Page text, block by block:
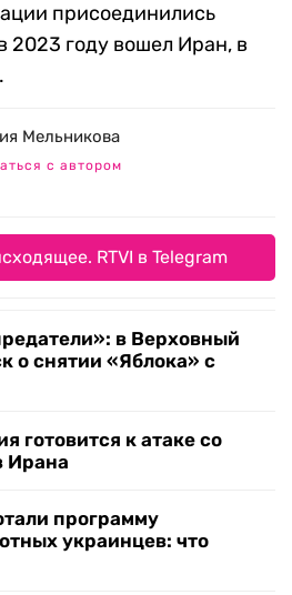
присоединились
2023 году вошел Иран, в
Мельникова
с автором
RTVI в Telegram
в Верховный
о снятии «Яблока» с
готовится к атаке со
Ирана
программу
украинцев: что